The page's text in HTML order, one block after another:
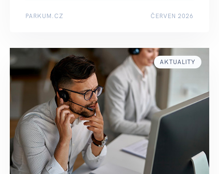
PARKUM.CZ ČERVEN 2026
AKTUALITY